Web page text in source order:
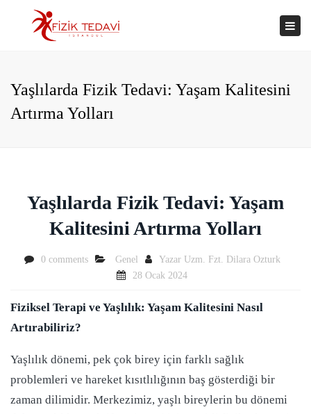
Yaşlılarda Fizik Tedavi: Yaşam Kalitesini
Artırma Yolları
Yaşlılarda Fizik Tedavi: Yaşam
Kalitesini Artırma Yolları
0 comments Genel Yazar Uzm. Fzt. Dilara Ozturk
28 Ocak 2024
Fiziksel Terapi ve Yaşlılık: Yaşam Kalitesini Nasıl
Artırabiliriz?
Yaşlılık dönemi, pek çok birey için farklı sağlık
problemleri ve hareket kısıtlılığının baş gösterdiği bir
zaman dilimidir. Merkezimiz, yaşlı bireylerin bu dönemi